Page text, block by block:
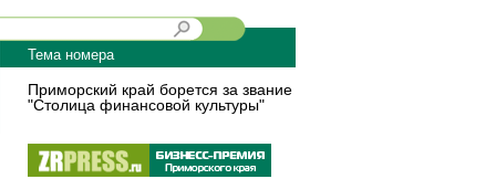
Тема номера
Приморский край борется за звание
"Столица финансовой культуры"